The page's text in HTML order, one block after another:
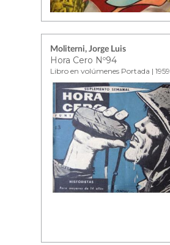
Moliterni, Jorge Luis
Hora Cero Nº94
Libro en volúmenes Portada | 1959